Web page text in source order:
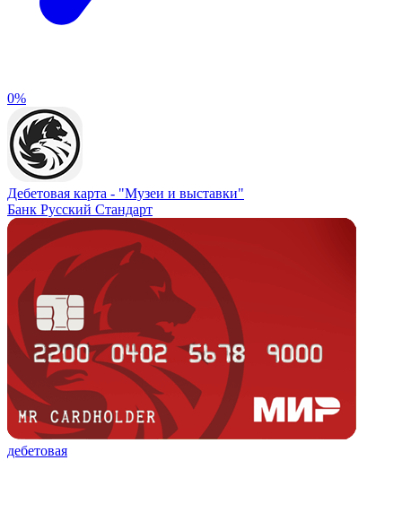
0%
Дебетовая карта - "Музеи и выставки"
Банк Русский Стандарт
дебетовая